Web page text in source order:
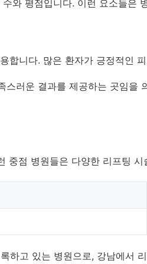
와 평점입니다. 이런 요소들은
합니다. 많은 환자가 긍정적인
러운 결과를 제공하는 곳임
중점 병원들은 다양한 리프팅
하고 있는 병원으로, 강남에서